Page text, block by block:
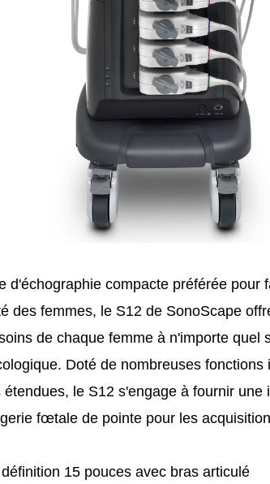
d'échographie compacte préférée pour
des femmes, le S12 de SonoScape
de chaque femme à n'importe quel
Doté de nombreuses
le S12 s'engage à fournir une
fœtale de pointe pour les
15 pouces avec bras articulé